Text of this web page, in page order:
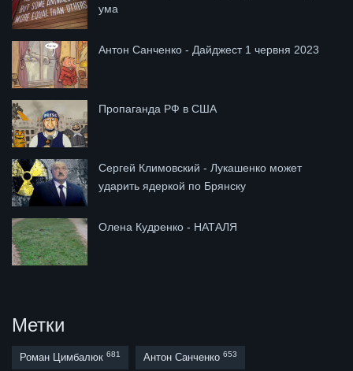
ума
Антон Санченко - Дайджест 1 червня 2023
Пропаганда РФ в США
Сергей Климовский - Лукашенко может
ударить ядеркой по Брянску
Олена Кудренко - НАТАЛЯ
Метки
Роман Цимбалюк 681 Антон Санченко 653